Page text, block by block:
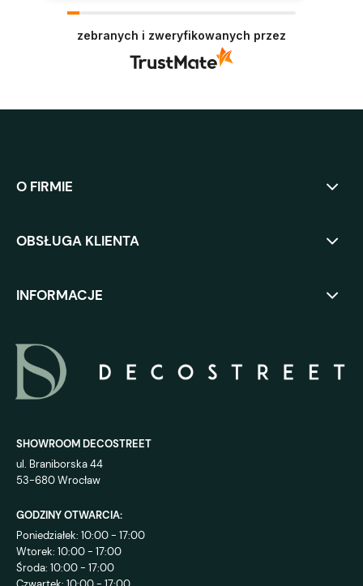
niezmiennie cieszyły oko. Pozdrawiamy :)
zebranych i zweryfikowanych przez
O FIRMIE
OBSŁUGA KLIENTA
INFORMACJE
SHOWROOM DECOSTREET
ul. Braniborska 44
53-680 Wrocław
GODZINY OTWARCIA:
Poniedziałek: 10:00 - 17:00
Wtorek: 10:00 - 17:00
Środa: 10:00 - 17:00